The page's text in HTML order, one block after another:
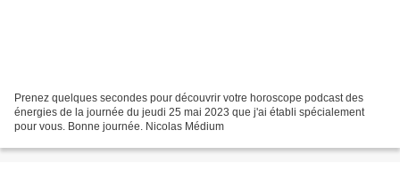
Prenez quelques secondes pour découvrir votre horoscope podcast des
énergies de la journée du jeudi 25 mai 2023 que j'ai établi spécialement
pour vous. Bonne journée. Nicolas Médium